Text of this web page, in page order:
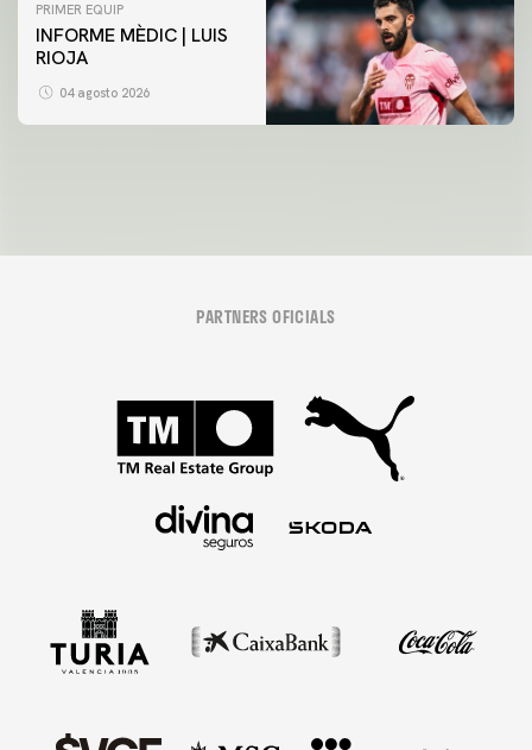
PRIMER EQUIP
INFORME MÈDIC | LUIS
RIOJA
04 agosto 2026
VCF FEMENÍ
ENTRENAMENT DEL VALENCIA CF FEMENÍ (04/08/26)
PARTNERS OFICIALS